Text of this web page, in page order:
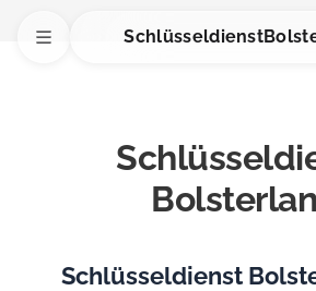
Schlüsseldienst
Schlüsseldienst